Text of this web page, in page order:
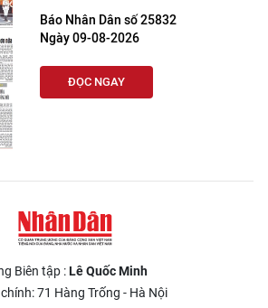
Báo Nhân Dân số 25832
Ngày 09-08-2026
ĐỌC NGAY
Biên tập :Lê Quốc Minh
71 Hàng Trống - Hà Nội